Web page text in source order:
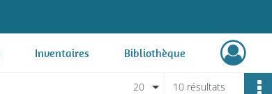
Inventaires Bibliothèque
10 résultats
20